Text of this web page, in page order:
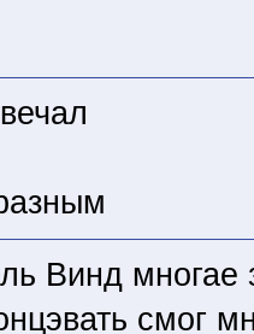
Винд
смог